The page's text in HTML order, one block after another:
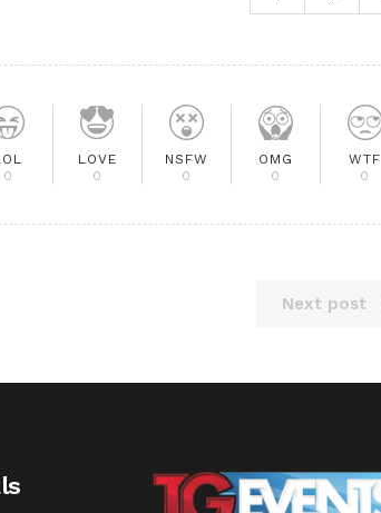
0
LOVE
0
NSFW
0
OMG
0
WTF
0
Next post